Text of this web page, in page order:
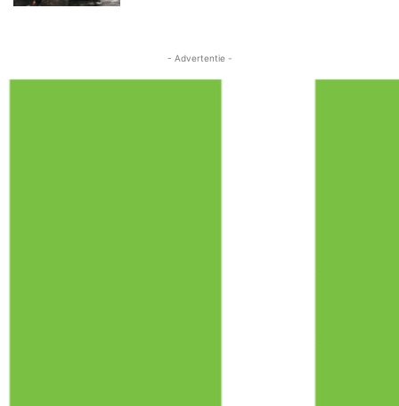
- Advertentie -